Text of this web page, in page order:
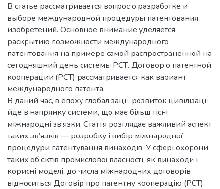
В статье рассматривается вопрос о разработке и
выборе международной процедуры патентования
изобретений. Основное внимание уделяется
раскрытию возможности международного
патентования на примере самой распространённой на
сегодняшний день системы РСТ. Договор о патентной
кооперации (РСТ) рассматривается как вариант
международного патента.
В даний час, в епоху глобалізації, розвиток цивілізації
йде в напрямку системи, що має більш тісні
міжнародні зв’язки. Стаття розглядає важливий аспект
таких зв’язків — розробку і вибір міжнародної
процедури патентування винаходів. У сфері охорони
таких об’єктів промислової власності, як винаходи і
корисні моделі, до числа міжнародних договорів
відноситься Договір про патентну кооперацію (PCT).